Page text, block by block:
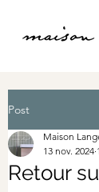
Post
Retour
Maison
13 nov. 2024